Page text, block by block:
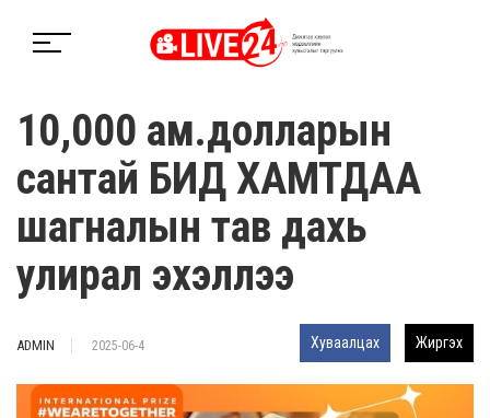
10,000 ам.долларын
сантай БИД ХАМТДАА
шагналын тав дахь
улирал эхэллээ
ADMIN 2025-06-4 Хуваалцах Жиргэх